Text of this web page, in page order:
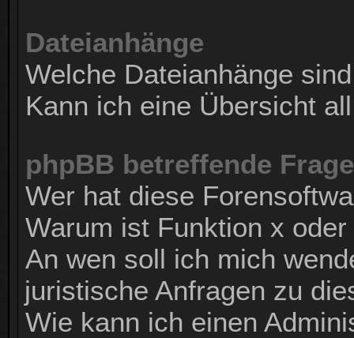
Dateianhänge
Welche Dateianhänge
Kann ich eine Übersicht
phpBB betreffende
Wer hat diese
Warum ist Funktion x
An wen soll ich mich
juristische Anfragen zu
Wie kann ich einen